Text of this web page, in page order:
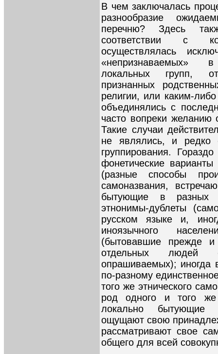
В чем заключалась
разнообразие
перечню? Здесь
соответствии с
осуществлялась
«непризнаваемых»
локальных групп,
признанных
религии, или каким-
объединялись с
часто вопреки желанию
Такие случаи
не являлись, и редко
группирования.
фонетические
(разные способы
самоназвания,
бытующие в разных
этнонимы-дублеты
русском языке и,
иноязычного
(бытовавшие прежде и
отдельных людей
опрашиваемых); иногда
по-разному
того же этнического
род одного и того же
локально бытующие
ощущают свою
рассматривают свое
общего для всей